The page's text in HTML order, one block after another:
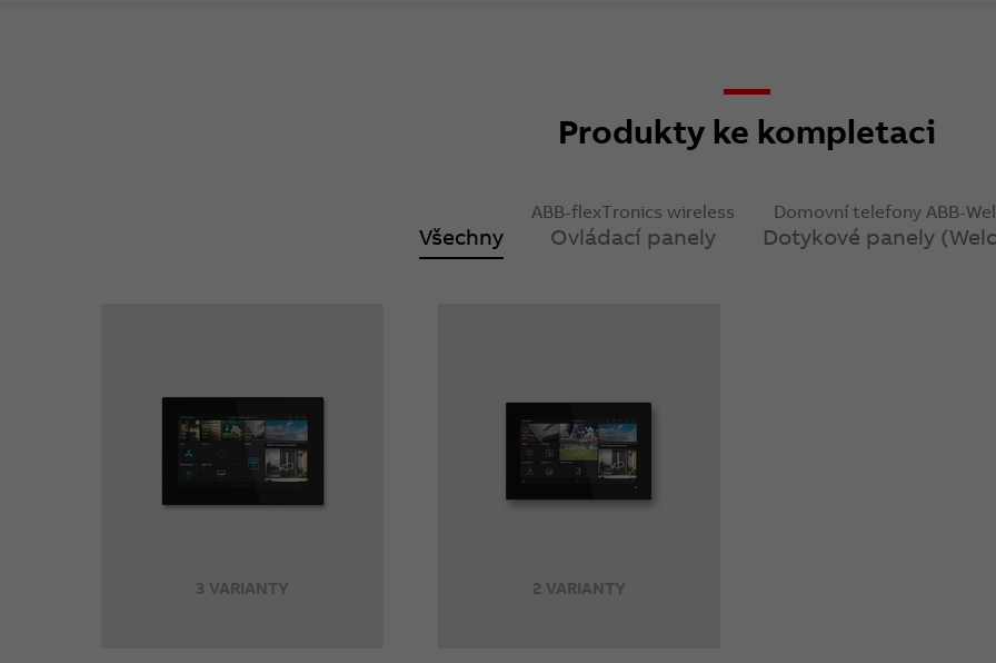
Produkty ke kompletaci
Všechny
ABB-flexTronics wireless
Ovládací panely
Domovní telefony ABB-
Dotykové panely
3 VARIANTY 2 VARIANTY